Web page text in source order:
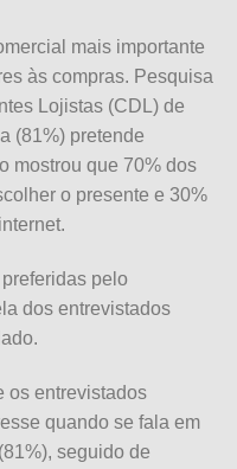
mais importante
às compras. Pesquisa
Lojistas (CDL) de
(81%) pretende
mostrou que 70% dos
o presente e 30%
pelo
dos entrevistados
os entrevistados
quando se fala em
seguido de